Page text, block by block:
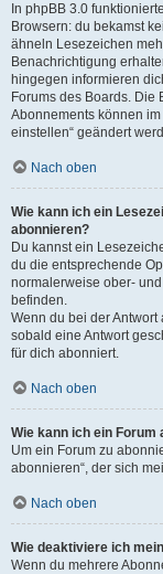
In phpBB 3.0
Browsern: du bekamst
ähneln Lesezeichen
Benachrichtigung
hingegen informieren
Forums des Boards.
Abonnements können
einstellen“ geändert
Nach oben
Wie kann ich ein
abonnieren?
Du kannst ein
du die entsprechende
normalerweise ober-
befinden.
Wenn du bei der
sobald eine Antwort
für dich abonniert.
Nach oben
Wie kann ich ein Forum
Um ein Forum zu
abonnieren“, der sich
Nach oben
Wie deaktiviere ich
Wenn du mehrere